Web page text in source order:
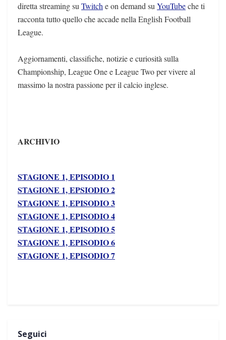
diretta streaming su Twitch e on demand su YouTubeche ti
racconta tutto quello che accade nella English Football
League.
Aggiornamenti, classifiche, notizie e curiosità sulla
Championship, League One e League Two per vivere al
massimo la nostra passione per il calcio inglese.
ARCHIVIO
STAGIONE 1, EPISODIO 1
STAGIONE 1, EPSIODIO 2
STAGIONE 1, EPISODIO 3
STAGIONE 1, EPISODIO 4
STAGIONE 1, EPISODIO 5
STAGIONE 1, EPISODIO 6
STAGIONE 1, EPISODIO 7
Seguici